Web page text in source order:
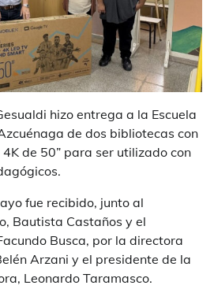
hizo entrega a la Escuela
de dos bibliotecas con
de 50” para ser utilizado con
fue recibido, junto al
Bautista Castaños y el
Busca, por la directora
Arzani y el presidente de la
Leonardo Taramasco.